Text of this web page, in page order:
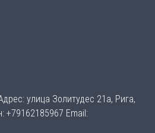
улица Золитудес 21а, Рига,
+79162185967 Email: